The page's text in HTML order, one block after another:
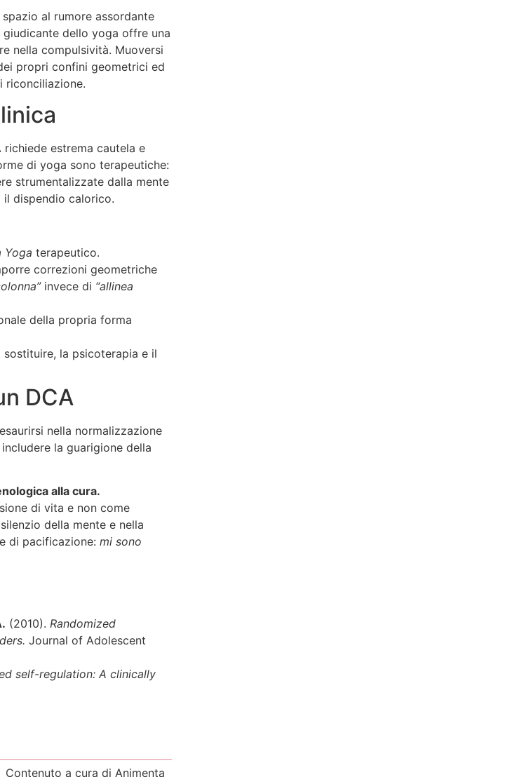
al rumore assordante
dello yoga offre una
nella compulsività. Muoversi
propri confini geometrici ed
riconciliazione.
estrema cautela e
di yoga sono terapeutiche:
strumentalizzate dalla mente
dispendio calorico.
Yoga terapeutico.
correzioni geometriche
invece di “allinea
della propria forma
la psicoterapia e il
DCA
nella normalizzazione
la guarigione della
alla cura.
di vita e non come
della mente e nella
di pacificazione: mi sono
(2010). Randomized
Journal of Adolescent
self-regulation: A clinically
Contenuto a cura di Animenta